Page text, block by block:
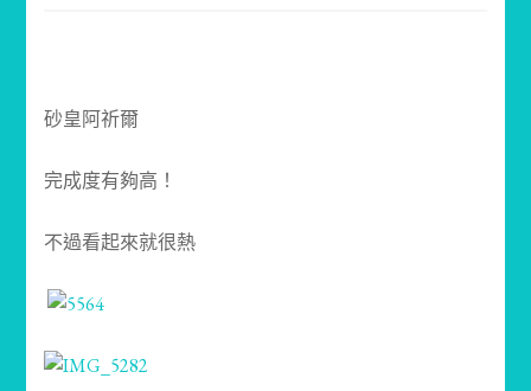
砂皇阿祈爾
完成度有夠高！
不過看起來就很熱